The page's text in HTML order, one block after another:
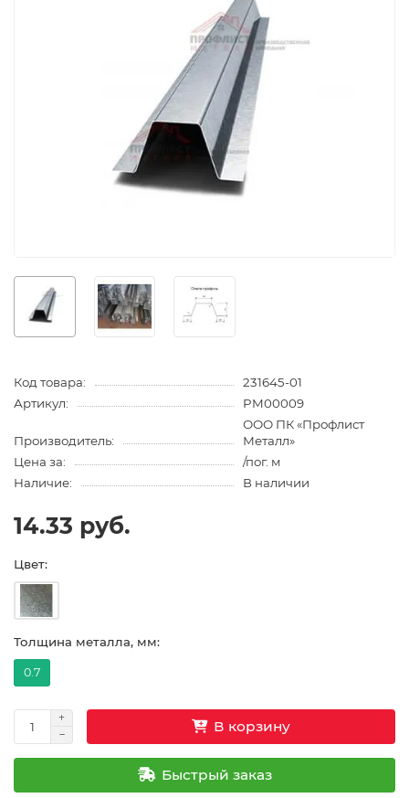
Код товара:
231645-01
Артикул:
PM00009
Производитель:
ООО ПК «Профлист
Металл»
Цена за:
/пог. м
Наличие:
В наличии
14.33 руб.
Цвет:
Толщина металла, мм:
0.7
В корзину
Быстрый заказ